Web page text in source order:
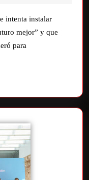
intenta instalar
mejor” y que
para